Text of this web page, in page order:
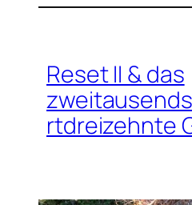
Reset II & das
rtdreizehnte